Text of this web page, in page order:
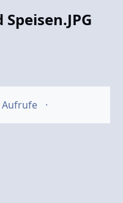
Aufrufe